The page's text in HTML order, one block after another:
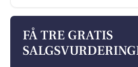
FÅ TRE GRATIS